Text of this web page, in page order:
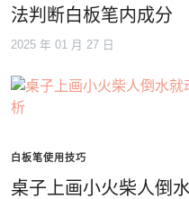
法判断白板笔内成分
2025 年 01 月 27 日
白板笔使用技巧
桌子上画小火柴人倒